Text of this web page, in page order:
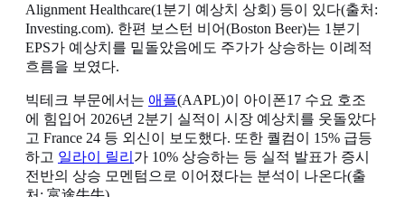
Alignment Healthcare(1분기 예상치 상회) 등이 있다(출처:
Investing.com). 한편 보스턴 비어(Boston Beer)는 1분기
EPS가 예상치를 밑돌았음에도 주가가 상승하는 이례적
흐름을 보였다.
빅테크 부문에서는 애플(AAPL)이 아이폰17 수요 호조
에 힘입어 2026년 2분기 실적이 시장 예상치를 웃돌았다
고 France 24 등 외신이 보도했다. 또한 퀄컴이 15% 급등
하고 일라이 릴리 가 10% 상승하는 등 실적 발표가 증시
전반의 상승 모멘텀으로 이어졌다는 분석이 나온다(출